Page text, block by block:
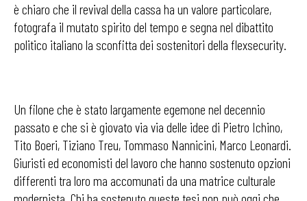
è chiaro che il revival della cassa ha un valore particolare,
fotografa il mutato spirito del tempo e segna nel dibattito
politico italiano la sconfitta dei sostenitori della flexsecurity.
Un filone che è stato largamente egemone nel decennio
passato e che si è giovato via via delle idee di Pietro Ichino,
Tito Boeri, Tiziano Treu, Tommaso Nannicini, Marco Leonardi.
Giuristi ed economisti del lavoro che hanno sostenuto opzioni
differenti tra loro ma accomunati da una matrice culturale